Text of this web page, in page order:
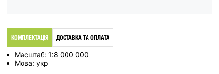
КОМПЛЕКТАЦІЯ ДОСТАВКА ТА ОПЛАТА
Масштаб: 1:8 000 000
Мова: укр